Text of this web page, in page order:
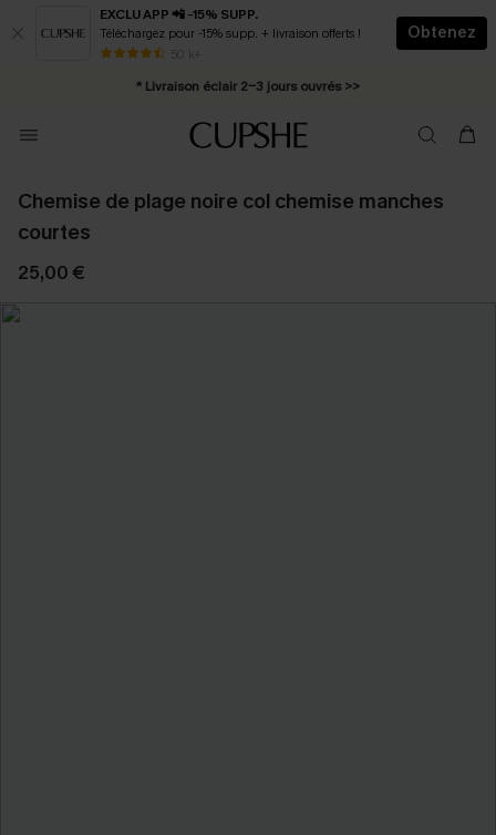
EXCLU APP 📲 -15% SUPP.
Téléchargez pour -15% supp. + livraison offerts !
50 k+
Obtenez
* Livraison éclair 2-3 jours ouvrés >>
Abonnement E-mail : -25% dès 4 achetés >>
Chemise de plage noire col chemise manches
courtes
25,00 €